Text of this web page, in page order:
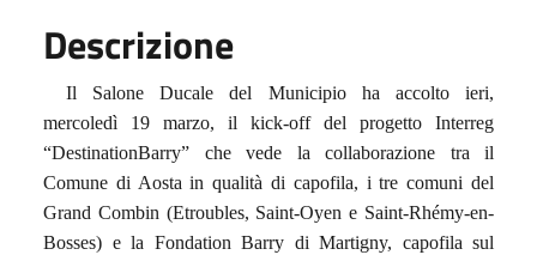
Descrizione
Il Salone Ducale del Municipio ha accolto ieri,
mercoledì 19 marzo, il kick-off del progetto Interreg
“DestinationBarry” che vede la collaborazione tra il
Comune di Aosta in qualità di capofila, i tre comuni del
Grand Combin (Etroubles, Saint-Oyen e Saint-Rhémy-en-
Bosses) e la Fondation Barry di Martigny, capofila sul